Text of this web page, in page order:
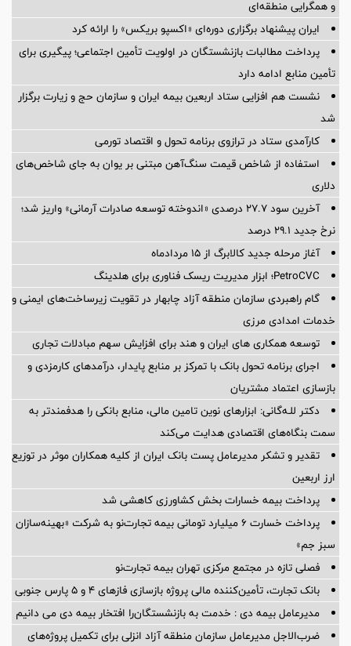
و همگرایی منطقه‌ای
ایران پیشنهاد برگزاری دوره‌ای «اکسپو بریکس» را ارائه کرد
پرداخت مطالبات بازنشستگان در اولویت تأمین اجتماعی؛ پیگیری برای
تأمین منابع ادامه دارد
نشست هم افزایی ستاد اربعین بیمه ایران و سازمان حج و زیارت برگزار
شد
کارآمدی ستاد در ترازوی برنامه تحول و اقتصاد تورمی
استفاده از شاخص قیمت سنگ‌آهن مبتنی بر یوان به جای شاخص‌های
دلاری
آخرین سود ۲۷.۷ درصدی «اندوخته توسعه صادرات آرمانی» واریز شد؛
نرخ جدید ۲۹.۱ درصد
آغاز مرحله جدید کالابرگ از ۱۵ مردادماه
PetroCVC؛ ابزار مدیریت ریسک فناوری برای هلدینگ
گام راهبردی سازمان منطقه آزاد چابهار در تقویت زیرساخت‌های ایمنی و
خدمات امدادی مرزی
توسعه همکاری های ایران و هند برای افزایش سهم مبادلات تجاری
اجرای برنامه تحول بانک با تمرکز بر منابع پایدار، درآمدهای کارمزدی و
بازسازی اعتماد مشتریان
دکتر للـه‌گانی: ابزارهای نوین تامین مالی، منابع بانکی را هدفمندتر به
سمت بنگاه‌های اقتصادی هدایت می‌کند
تقدیر و تشکر مدیرعامل پست بانک ایران از کلیه همکاران موثر در توزیع
ارز اربعین
پرداخت بیمه خسارات بخش کشاورزی کاهشی شد
پرداخت خسارت ۶ میلیارد تومانی بیمه تجارت‌نو به شرکت «بهینه‌سازان
سبز جم»
فصلی تازه در مجتمع مرکزی تهران بیمه تجارت‌نو
بانک تجارت، تأمین‌کننده مالی پروژه بازسازی فازهای ۴ و ۵ پارس جنوبی
مدیرعامل بیمه دی : خدمت به بازنشستگان‌را افتخار بیمه دی می دانیم
ضرب‌الاجل مدیرعامل سازمان منطقه آزاد انزلی برای تكمیل پروژه‌های